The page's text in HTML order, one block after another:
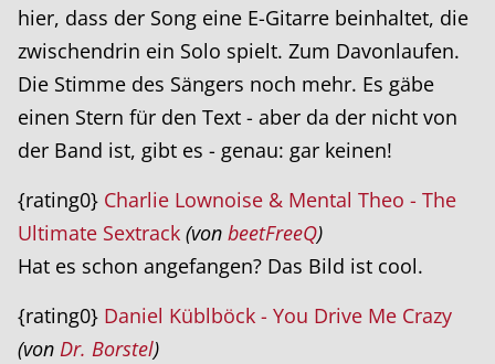
hier, dass der Song eine E-Gitarre beinhaltet, die
zwischendrin ein Solo spielt. Zum Davonlaufen.
Die Stimme des Sängers noch mehr. Es gäbe
einen Stern für den Text - aber da der nicht von
der Band ist, gibt es - genau: gar keinen!
{rating0} Charlie Lownoise & Mental Theo - The
Ultimate Sextrack (von beetFreeQ)
Hat es schon angefangen? Das Bild ist cool.
{rating0} Daniel Küblböck - You Drive Me Crazy
(von Dr. Borstel)